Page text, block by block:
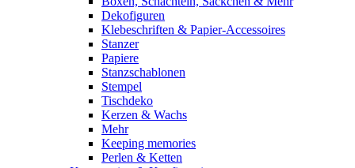
Dekofiguren
Klebeschriften & Papier-Accessoires
Stanzer
Papiere
Stanzschablonen
Stempel
Tischdeko
Kerzen & Wachs
Mehr
Keeping memories
Perlen & Ketten